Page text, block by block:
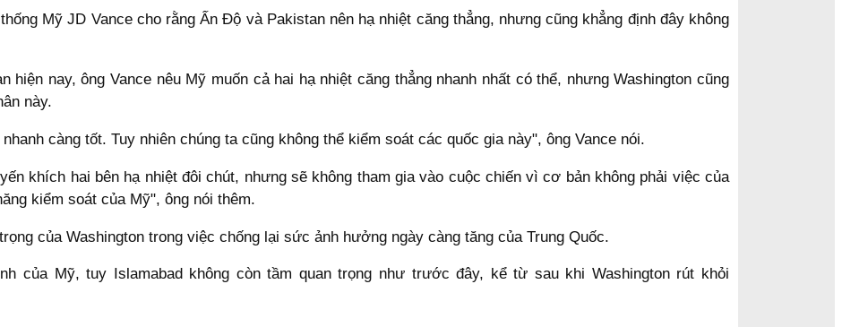
Mỹ JD Vance cho rằng Ấn Độ và Pakistan nên hạ nhiệt căng thẳng, nhưng cũng khẳng định đây không
nay, ông Vance nêu Mỹ muốn cả hai hạ nhiệt căng thẳng nhanh nhất có thể, nhưng Washington cũng
này.
càng tốt. Tuy nhiên chúng ta cũng không thể kiểm soát các quốc gia này", ông Vance nói.
khích hai bên hạ nhiệt đôi chút, nhưng sẽ không tham gia vào cuộc chiến vì cơ bản không phải việc của
kiểm soát của Mỹ", ông nói thêm.
của Washington trong việc chống lại sức ảnh hưởng ngày càng tăng của Trung Quốc.
của Mỹ, tuy Islamabad không còn tầm quan trọng như trước đây, kể từ sau khi Washington rút khỏi